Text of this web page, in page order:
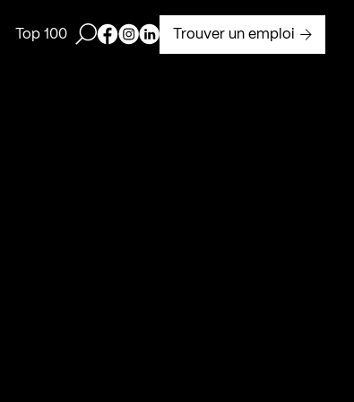
Top 100 Ouvrir la barre de recherche
Page Facebook de Kollectif
Page Instagram de Kollectif
Page Linkedin de Kollectif
Trouver un emploi